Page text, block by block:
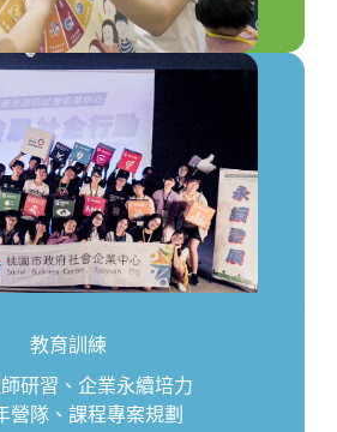
教育訓練
研習、企業永續培力
營隊、課程專案規劃